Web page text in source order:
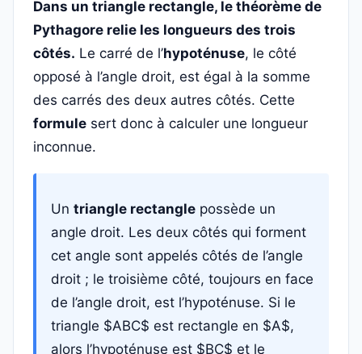
Dans un triangle rectangle, le théorème de
Pythagore relie les longueurs des trois
côtés. Le carré de l’hypoténuse, le côté
opposé à l’angle droit, est égal à la somme
des carrés des deux autres côtés. Cette
formule sert donc à calculer une longueur
inconnue.
Un triangle rectangle possède un
angle droit. Les deux côtés qui forment
cet angle sont appelés côtés de l’angle
droit ; le troisième côté, toujours en face
de l’angle droit, est l’hypoténuse. Si le
triangle $ABC$ est rectangle en $A$,
alors l’hypoténuse est $BC$ et le